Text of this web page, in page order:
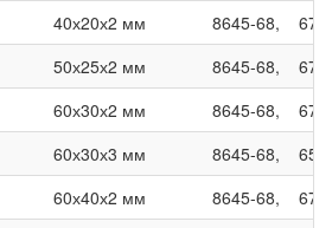
40х20х2 мм 8645-68,
67
50х25х2 мм 8645-68,
67
60х30х2 мм 8645-68,
67
60х30х3 мм 8645-68,
65
60х40х2 мм 8645-68, 67